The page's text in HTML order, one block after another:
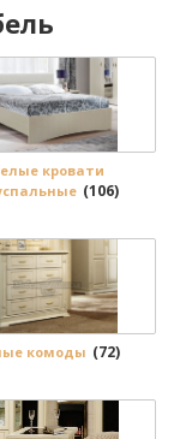
кровати
(106)
комоды (72)